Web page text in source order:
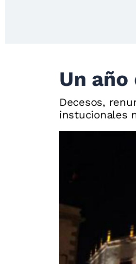
Un
Decesos,
instucionales